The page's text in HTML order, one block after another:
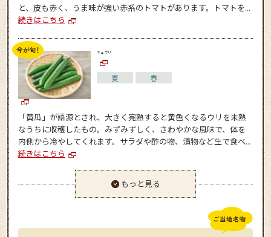
と、皮も赤く、うま味が強い赤系のトマトがあります。トマトを...
続きはこちら
キュウリ
夏 春
「黄瓜」が語源とされ、大きく完熟すると黄色くなるウリを未熟
なうちに収穫したもの。みずみずしく、さわやかな風味で、体を
内側から冷やしてくれます。サラダや酢の物、漬物など生で食べ...
続きはこちら
もっと見る